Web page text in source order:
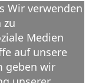
Wir verwenden
zu
Medien
auf unsere
geben wir